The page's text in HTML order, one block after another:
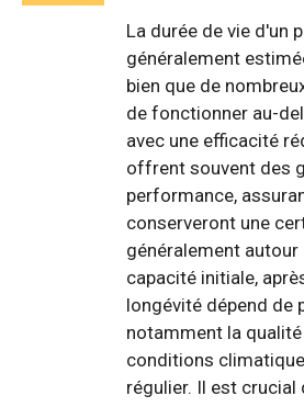
La durée de vie d'un
généralement
bien que de
de fonctionner au-
avec une efficacité
offrent souvent des
performance,
conserveront une
généralement autour
capacité initiale,
longévité dépend de
notamment la
conditions
régulier. Il est crucial